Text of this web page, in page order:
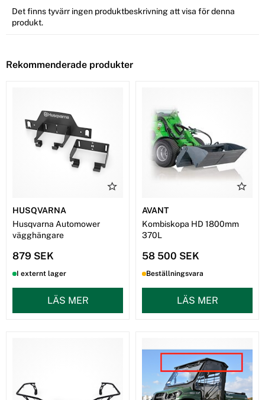
Det finns tyvärr ingen produktbeskrivning att visa för denna
produkt.
Rekommenderade produkter
HUSQVARNA
Husqvarna Automower
vägghängare
879 SEK
I externt lager
LÄS MER
AVANT
Kombiskopa HD 1800mm
370L
58 500 SEK
Beställningsvara
LÄS MER